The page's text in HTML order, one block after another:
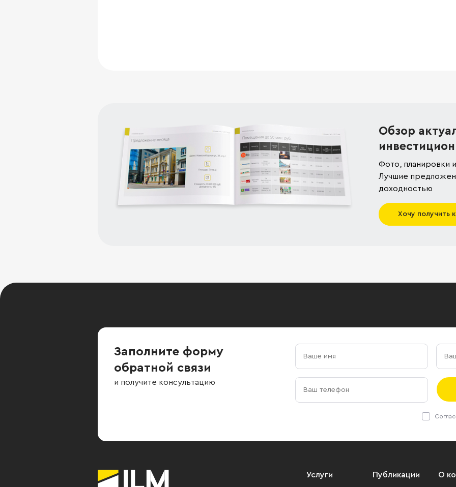
Обзор
Фото, планировки
Лучшие
доходностью
Хочу получить
Заполните форму
обратной связи
и получите консультацию
Услуги Публикации О